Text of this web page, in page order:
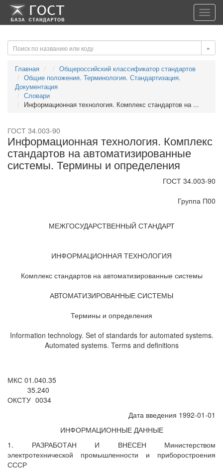
-->-->
»
Главная
Общероссийский классификатор стандартов
Общие положения. Терминология. Стандартизация.
Документация
Словари
Информационная технология. Комплекс стандартов на ...
ГОСТ 34.003-90
Информационная технология. Комплекс
стандартов на автоматизированные
системы. Термины и определения
ГОСТ 34.003-90
Группа П00
МЕЖГОСУДАРСТВЕННЫЙ СТАНДАРТ
ИНФОРМАЦИОННАЯ ТЕХНОЛОГИЯ
Комплекс стандартов на автоматизированные системы
АВТОМАТИЗИРОВАННЫЕ СИСТЕМЫ
Термины и определения
Information technology. Set of standards for automated systems.
Automated systems. Terms and definitions
МКС 01.040.35
35.240
ОКСТУ 0034
Дата введения 1992-01-01
ИНФОРМАЦИОННЫЕ ДАННЫЕ
1. РАЗРАБОТАН И ВНЕСЕН Министерством
электротехнической промышленности и приборостроения
СССР